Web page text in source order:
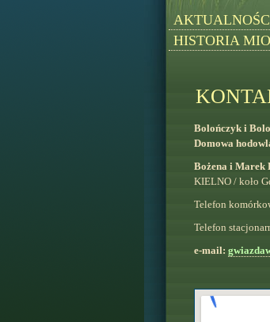
HISTORIA
Bolończyk i
Domowa
Bożena i Marek
KIELNO / koło
Telefon
Telefon
e-mail: